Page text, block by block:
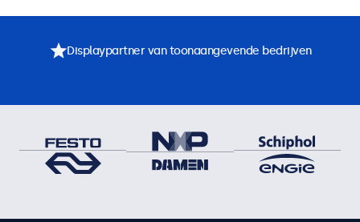
Displaypartner van toonaangevende bedrijven